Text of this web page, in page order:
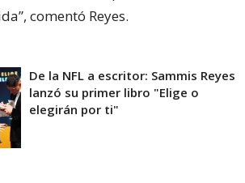
comentó Reyes.
De la NFL a escritor: Sammis Reyes
lanzó su primer libro "Elige o
elegirán por ti"